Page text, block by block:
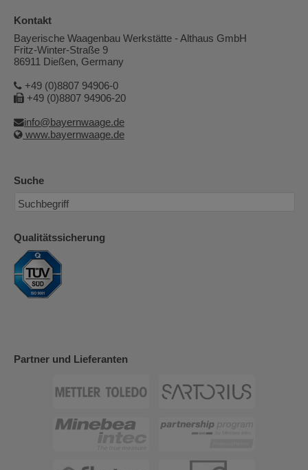
Kontakt
Bayerische Waagenbau Werkstätte - Althaus GmbH
Fritz-Winter-Straße 9
86911 Dießen, Germany
+49 (0)8807 94906-0
+49 (0)8807 94906-20
info@bayernwaage.de
www.bayernwaage.de
Suche
Qualitätssicherung
Partner und Lieferanten